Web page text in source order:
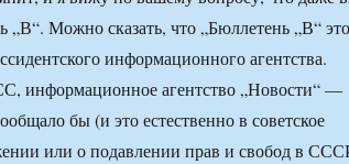
Можно сказать, что „Бюллетень „В“ это
информационного агентства.
информационное агентство „Новости“ —
бы (и это естественно в советское
или о подавлении прав и свобод в